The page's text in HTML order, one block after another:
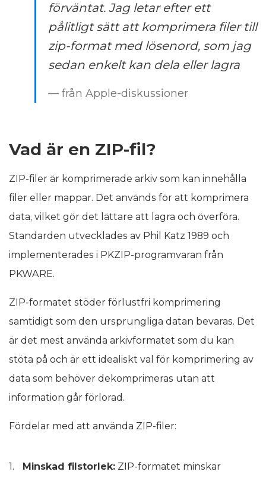
förväntat. Jag letar efter ett
pålitligt sätt att komprimera filer till
zip-format med lösenord, som jag
sedan enkelt kan dela eller lagra
— från Apple-diskussioner
Vad är en ZIP-fil?
ZIP-filer är komprimerade arkiv som kan innehålla
filer eller mappar. Det används för att komprimera
data, vilket gör det lättare att lagra och överföra.
Standarden utvecklades av Phil Katz 1989 och
implementerades i PKZIP-programvaran från
PKWARE.
ZIP-formatet stöder förlustfri komprimering
samtidigt som den ursprungliga datan bevaras. Det
är det mest använda arkivformatet som du kan
stöta på och är ett idealiskt val för komprimering av
data som behöver dekomprimeras utan att
information går förlorad.
Fördelar med att använda ZIP-filer:
Minskad filstorlek: ZIP-formatet minskar